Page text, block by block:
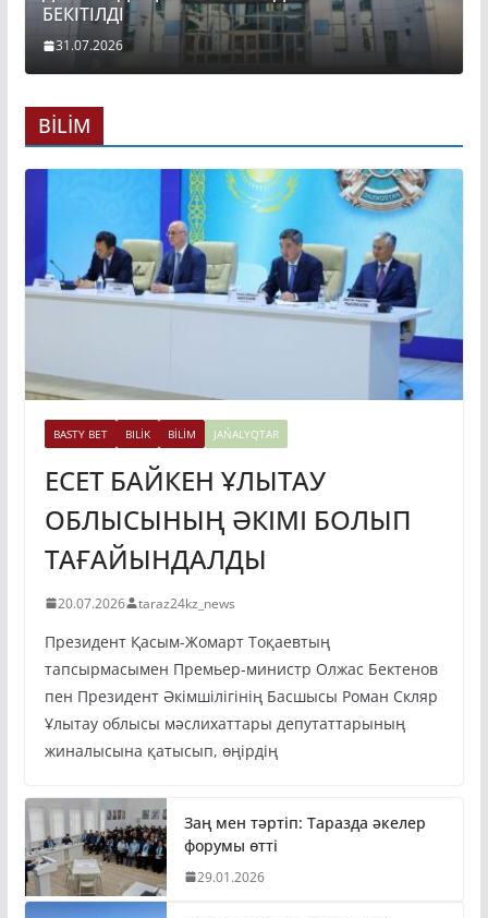
БЕКІТІЛДІ
31.07.2026
BİLİM
BASTY BET BILİK BİLİM JAŃALYQTAR
ЕСЕТ БАЙКЕН ҰЛЫТАУ
ОБЛЫСЫНЫҢ ӘКІМІ БОЛЫП
ТАҒАЙЫНДАЛДЫ
20.07.2026 taraz24kz_news
Президент Қасым-Жомарт Тоқаевтың
тапсырмасымен Премьер-министр Олжас Бектенов
пен Президент Әкімшілігінің Басшысы Роман Скляр
Ұлытау облысы мәслихаттары депутаттарының
жиналысына қатысып, өңірдің
Заң мен тәртіп: Таразда әкелер
форумы өтті
29.01.2026